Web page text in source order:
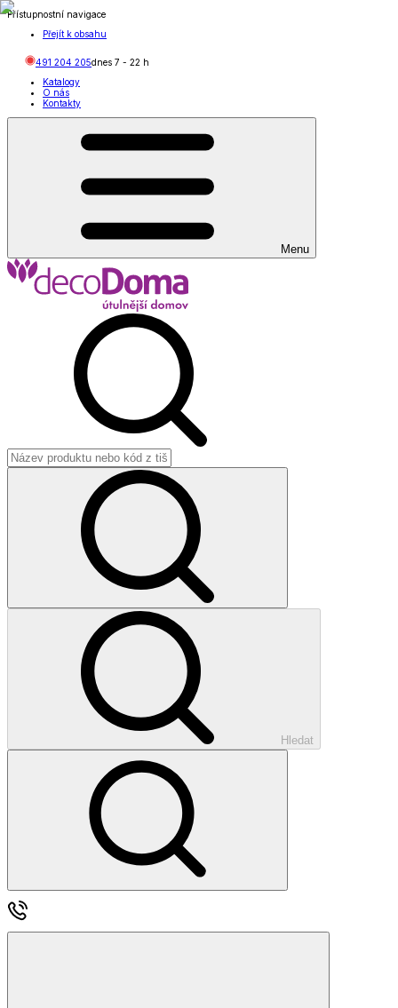
Přístupnostní navigace
Přejít k obsahu
491 204 205dnes 7 - 22 h
Katalogy
O nás
Kontakty
Menu
Hledat